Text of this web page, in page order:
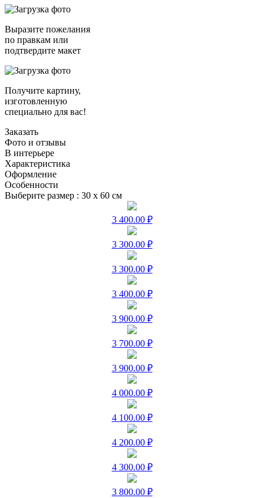
Выразите пожелания
по правкам или
подтвердите макет
Получите картину,
изготовленную
специально для вас!
Заказать
Фото и отзывы
В интерьере
Характеристика
Оформление
Особенности
Выберите размер : 30 х 60 см
3 400.00 ₽
3 300.00 ₽
3 300.00 ₽
3 400.00 ₽
3 900.00 ₽
3 700.00 ₽
3 900.00 ₽
4 000.00 ₽
4 100.00 ₽
4 200.00 ₽
4 300.00 ₽
3 800.00 ₽